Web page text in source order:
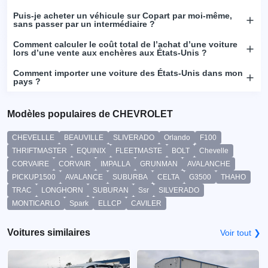
Puis-je acheter un véhicule sur Copart par moi-même,
sans passer par un intermédiaire ?
Comment calculer le coût total de l’achat d’une voiture
lors d’une vente aux enchères aux États-Unis ?
Comment importer une voiture des États-Unis dans mon
pays ?
Modèles populaires de CHEVROLET
CHEVELLLE BEAUVILLE SLIVERADO Orlando
F100
THRIFTMASTER
EQUINIX FLEETMASTE BOLT
Chevelle
CORVAIRE
CORVAIR IMPALLA GRUNMAN
AVALANCHE
PICKUP1500
AVALANCE SUBURBA CELTA G3500
THAHO
TRAC
LONGHORN SUBURAN Ssr
SILVERADO
MONTICARLO
Spark ELLCP CAVILER
Voitures similaires Voir tout ❯